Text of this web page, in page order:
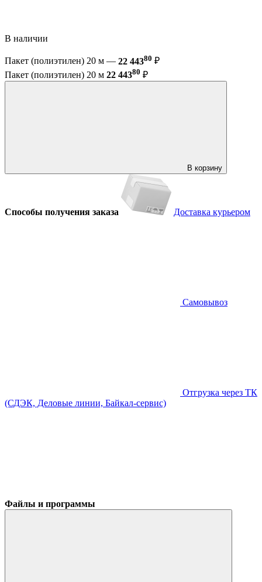
В наличии
Пакет (полиэтилен) 20 м — 22 44380 ₽
Пакет (полиэтилен) 20 м 22 44380 ₽
В корзину
Способы получения заказа Доставка курьером
Самовывоз
Отгрузка через ТК
(СДЭК, Деловые линии, Байкал-сервис)
Файлы и программы